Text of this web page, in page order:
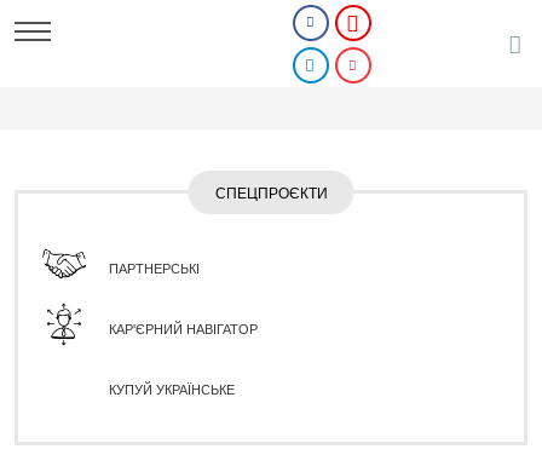
СПЕЦПРОЄКТИ
ПАРТНЕРСЬКІ
КАР'ЄРНИЙ НАВІГАТОР
КУПУЙ УКРАЇНСЬКЕ